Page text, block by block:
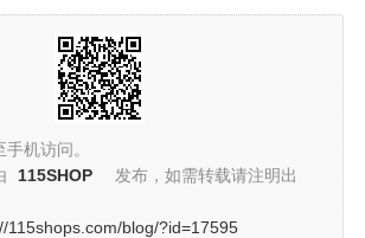
机访问。
115SHOP
发布，如需转载请注明出
115shops.com/blog/?id=17595